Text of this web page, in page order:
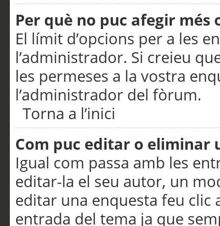
Per què no puc afegir més
El límit d’opcions per a les
l’administrador. Si creieu
les permeses a la vostra
l’administrador del fòrum.
Torna a l’inici
Com puc editar o eliminar
Igual com passa amb les
editar-la el seu autor, un
editar una enquesta feu clic
entrada del tema ja que